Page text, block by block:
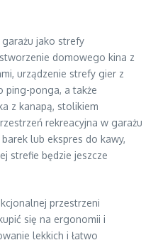
jako strefy
domowego kina z
urządzenie strefy gier z
ping-ponga, a także
z kanapą, stolikiem
rekreacyjna w garażu
lub ekspres do kawy,
strefie będzie jeszcze
przestrzeni
się na ergonomii i
lekkich i łatwo